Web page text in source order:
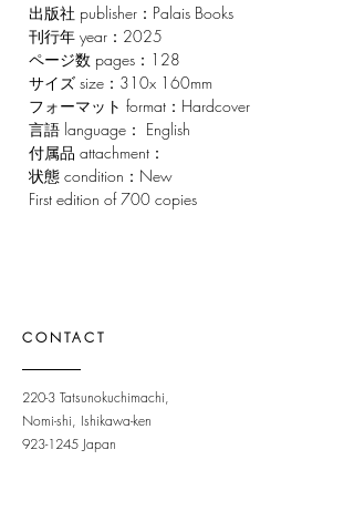
出版社 publisher：Palais Books
刊行年 year：2025
ページ数 pages：128
サイズ size：310x 160mm
フォーマット format：Hardcover
言語 language： English
付属品 attachment：
状態 condition：New
First edition of 700 copies
CONTACT
220-3 Tatsunokuchimachi,
Nomi-shi, Ishikawa-ken
923-1245 Japan